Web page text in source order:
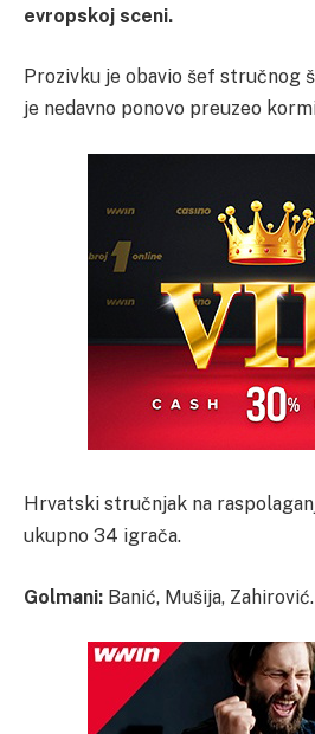
evropskoj sceni.
Prozivku je obavio šef stručnog
je nedavno ponovo preuzeo
Hrvatski stručnjak na
ukupno 34 igrača.
Golmani: Banić, Mušija, Zahirović.